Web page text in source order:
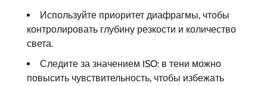
Используйте приоритет диафрагмы, чтобы
контролировать глубину резкости и количество
света.
Следите за значением ISO: в тени можно
повысить чувствительность, чтобы избежать